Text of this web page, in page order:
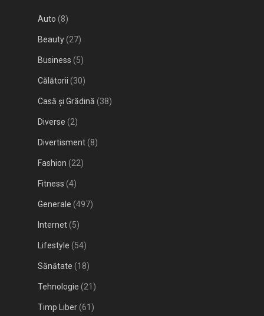
Auto (8)
Beauty(27)
Business (5)
Călătorii (30)
Casă și Grădină (38)
Diverse (2)
Divertisment(8)
Fashion (22)
Fitness (4)
Generale (497)
Internet(5)
Lifestyle (54)
Sănătate (18)
Tehnologie (21)
Timp Liber(61)